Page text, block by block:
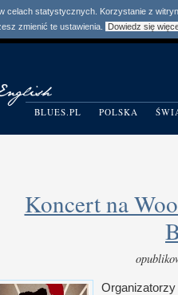
celach statystycznych. Korzystanie z
zmienić te ustawienia.
Dowiedz się
BLUES.PL POLSKA
Koncert na